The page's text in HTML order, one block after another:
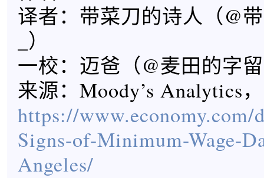
译者：带菜刀的诗人（@
_）
一校：迈爸（@麦田的字
来源：Moody’s Analytics，
https://
Signs-of-Minimum-Wage-
Angeles/